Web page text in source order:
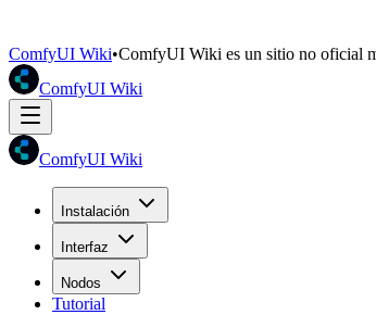
ComfyUI Wiki•ComfyUI Wiki es un sitio no oficial
ComfyUI Wiki
ComfyUI Wiki
Instalación
Interfaz
Nodos
Tutorial